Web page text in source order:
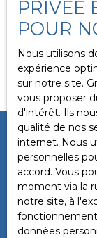
Maison
Grenoble
Localisation
Budget max
Surface min
Ne
!
Prénom
PRIVÉE
POUR
Nous utilisons
expérience
sur notre site.
vous proposer
d'intérêt. Ils
qualité de nos
internet. Nous
personnelles
accord. Vous
moment via la
notre site, à
données